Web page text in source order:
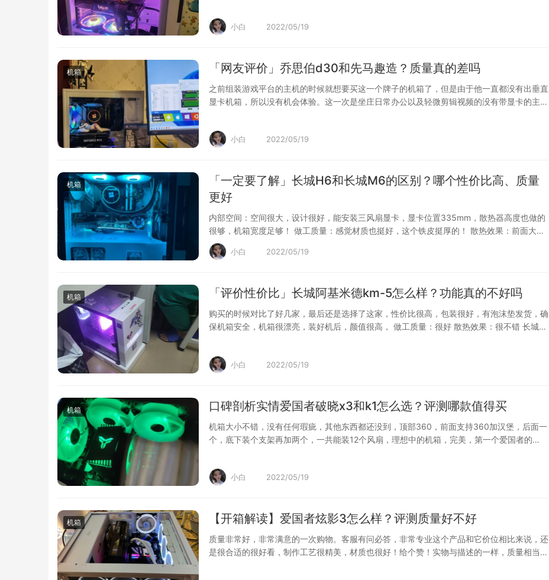
小白 2022/05/19
机箱 「网友评价」乔思伯d30和先马趣造？质量真的差吗
之前组装游戏平台的主机的时候就想要买这一个牌子的机箱了，但是由于他一直都没有出垂直
显卡机箱，所以没有机会体验。这一次是坐庄日常办公以及轻微剪辑视频的没有带显卡的主
小白 2022/05/19
机箱
「一定要了解」长城H6和长城M6的区别？哪个性价比高、质量
更好
内部空间：空间很大，设计很好，能安装三风扇显卡，显卡位置335mm，散热器高度也做的
很够，机箱宽度足够！ 做工质量：感觉材质也挺好，这个铁皮挺厚的！ 散热效果：前面大防
尘罩，透气性…
小白 2022/05/19
机箱 「评价性价比」长城阿基米德km-5怎么样？功能真的不好吗
购买的时候对比了好几家，最后还是选择了这家，性价比很高，包装很好，有泡沫垫发货，确
保机箱安全，机箱很漂亮，装好机后，颜值很高， 做工质量：很好 散热效果：很不错 长城阿
小白 2022/05/19
机箱 口碑剖析实情爱国者破晓x3和k1怎么选？评测哪款值得买
机箱大小不错，没有任何瑕疵，其他东西都还没到，顶部360，前面支持360加汉堡，后面一
个，底下装个支架再加两个，一共能装12个风扇，理想中的机箱，完美，第一个爱国者的
小白 2022/05/19
机箱 【开箱解读】爱国者炫影3怎么样？评测质量好不好
质量非常好，非常满意的一次购物。客服有问必答，非常专业这个产品和它价位相比来说，还
是很合适的很好看，制作工艺很精美，材质也很好！给个赞！实物与描述的一样，质量相当